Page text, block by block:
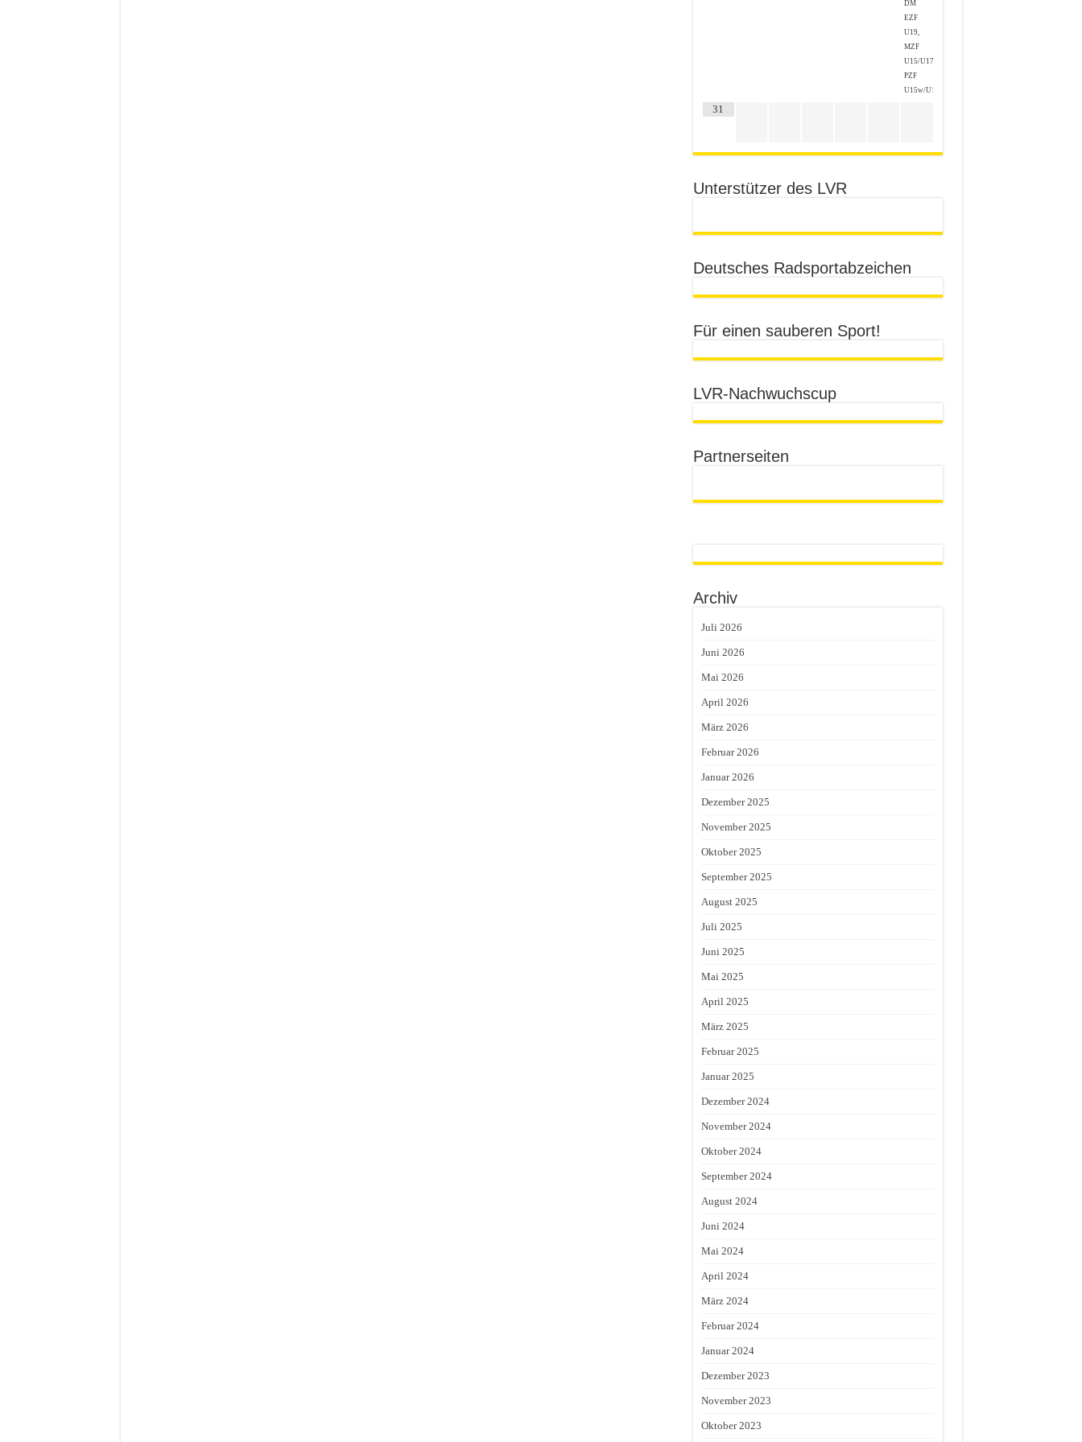
DM
EZF
U19,
MZF
U15/U17,
PZF
U15w/U17w
31
Unterstützer des LVR
Deutsches Radsportabzeichen
Für einen sauberen Sport!
LVR-Nachwuchscup
Partnerseiten
Archiv
Juli 2026
Juni 2026
Mai 2026
April 2026
März 2026
Februar 2026
Januar 2026
Dezember 2025
November 2025
Oktober 2025
September 2025
August 2025
Juli 2025
Juni 2025
Mai 2025
April 2025
März 2025
Februar 2025
Januar 2025
Dezember 2024
November 2024
Oktober 2024
September 2024
August 2024
Juni 2024
Mai 2024
April 2024
März 2024
Februar 2024
Januar 2024
Dezember 2023
November 2023
Oktober 2023